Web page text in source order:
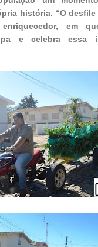
história. “O desfile
em
e celebra essa